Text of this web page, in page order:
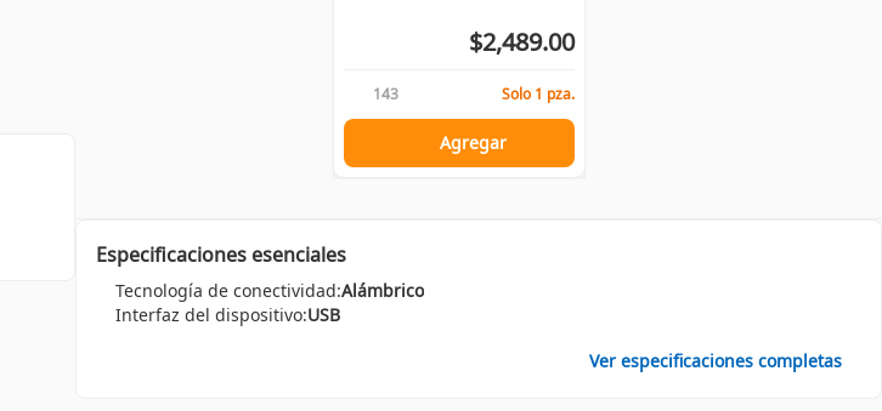
$2,489.00
143 Solo 1 pza.
Agregar
Especificaciones esenciales
Tecnología de conectividad:Alámbrico
Interfaz del dispositivo:USB
Ver especificaciones completas